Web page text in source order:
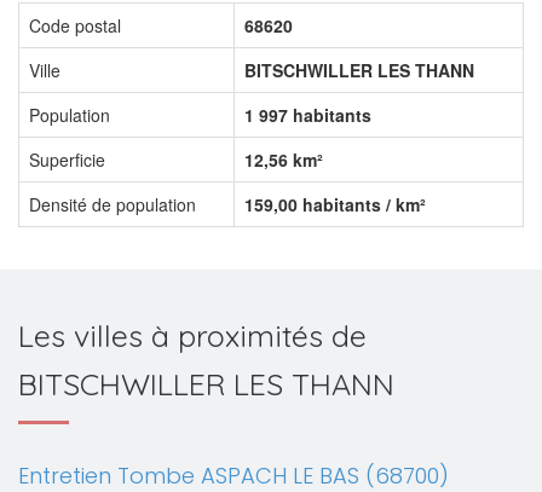
Code postal
68620
Ville
BITSCHWILLER LES THANN
Population
1 997 habitants
Superficie
12,56 km²
Densité de population
159,00 habitants / km²
Les villes à proximités de
BITSCHWILLER LES THANN
Entretien Tombe ASPACH LE BAS (68700)